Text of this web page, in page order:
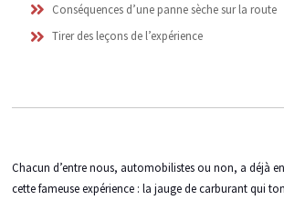
Conséquences d’une panne sèche sur la route
Tirer des leçons de l’expérience
Chacun d’entre nous, automobilistes ou non, a déjà
cette fameuse expérience : la jauge de carburant qui